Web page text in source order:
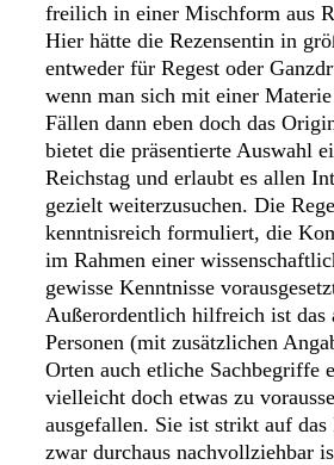
freilich in einer Mischform aus
Hier hätte die Rezensentin in
entweder für Regest oder
wenn man sich mit einer
Fällen dann eben doch das
bietet die präsentierte Auswahl
Reichstag und erlaubt es allen
gezielt weiterzusuchen. Die
kenntnisreich formuliert, die
im Rahmen einer
gewisse Kenntnisse
Außerordentlich hilfreich ist das
Personen (mit zusätzlichen
Orten auch etliche Sachbegriffe
vielleicht doch etwas zu
ausgefallen. Sie ist strikt auf das
zwar durchaus nachvollziehbar